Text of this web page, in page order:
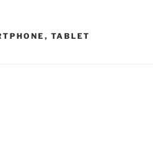
, TABLET